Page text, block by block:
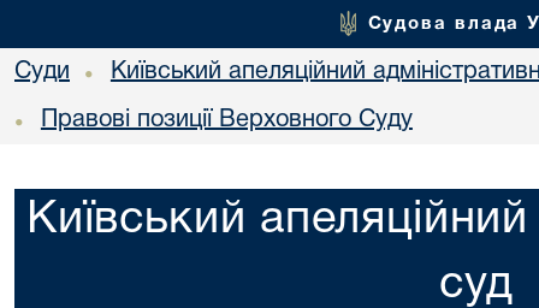
Судова влада
Суди • Київський апеляційний
• Правові позиції Верховного Суду
Київський
суд